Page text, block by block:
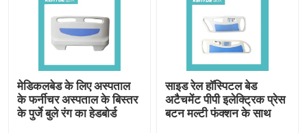
मेडिकलबेड के लिए अस्पताल
के फर्नीचर अस्पताल के बिस्तर
के पुर्जे बुले रंग का हेडबोर्ड
साइड रेल हॉस्पिटल बेड
अटैचमेंट पीपी इलेक्ट्रिक प्रेस
बटन मल्टी फंक्शन के साथ